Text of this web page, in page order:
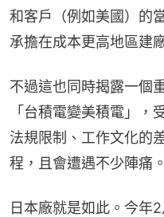
和客戶（例如美國）的
承擔在成本更高地區建
不過這也同時揭露一個
「台積電變美積電」，
法規限制、工作文化的
程，且會遭遇不少陣痛。
日本廠就是如此。今年